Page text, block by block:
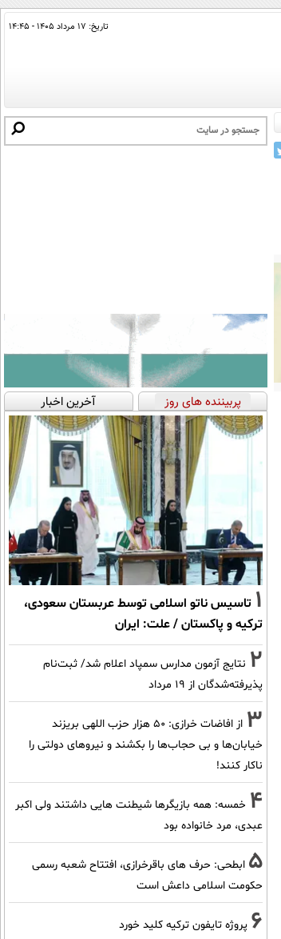
تاریخ: ۱۷ مرداد ۱۴۰۵ - ۱۴:۴۵
پربیننده های روز آخرین اخبار
1 تاسیس ناتو اسلامی توسط عربستان سعودی،
ترکیه و پاکستان / علت: ایران
2 نتایج آزمون مدارس سمپاد اعلام شد/ ثبت‌نام
پذیرفته‌شدگان از ۱۹ مرداد
3
از افاضات خرازی: ۵۰ هزار حزب اللهی بریزند
خیابان‌ها و بی حجاب‌ها را بکشند و نیرو‌های دولتی را
ناکار کنند!
4 خمسه: همه بازیگرها شیطنت هایی داشتند ولی اکبر
عبدی، مرد خانواده بود
5 ابطحی: حرف های باقرخرازی، افتتاح شعبه رسمی
حکومت اسلامی داعش است
6 پروژه تایفون ترکیه کلید خورد